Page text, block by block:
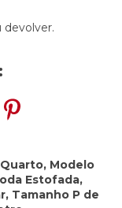
devolver.
Modelo
Estofada,
Tamanho P de